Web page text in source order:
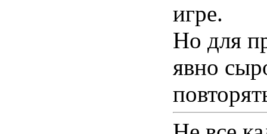
игре.
Но для
явно